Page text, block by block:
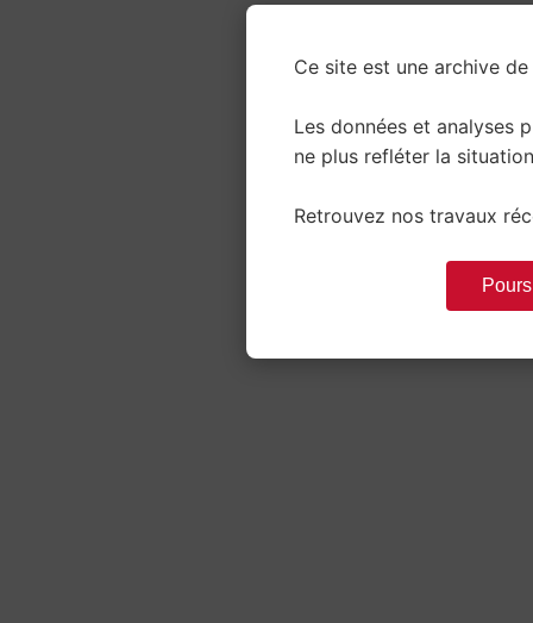
Ce site est une archive
Les données et analyses
ne plus refléter la
Retrouvez nos travaux